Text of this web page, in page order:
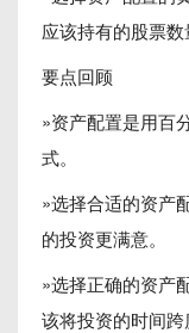
应该持有的股票数
要点回顾
»资产配置是用百
式。
»选择合适的资产
的投资更满意。
»选择正确的资产
该将投资的时间跨